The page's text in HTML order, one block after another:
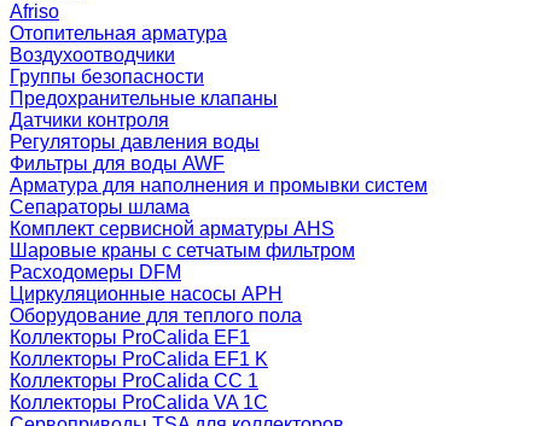
Afriso
Отопительная арматура
Воздухоотводчики
Группы безопасности
Предохранительные клапаны
Датчики контроля
Регуляторы давления воды
Фильтры для воды AWF
Арматура для наполнения и промывки систем
Сепараторы шлама
Комплект сервисной арматуры AHS
Шаровые краны с сетчатым фильтром
Расходомеры DFM
Циркуляционные насосы APH
Оборудование для теплого пола
Коллекторы ProCalida EF1
Коллекторы ProCalida EF1 K
Коллекторы ProCalida CC 1
Коллекторы ProCalida VA 1C